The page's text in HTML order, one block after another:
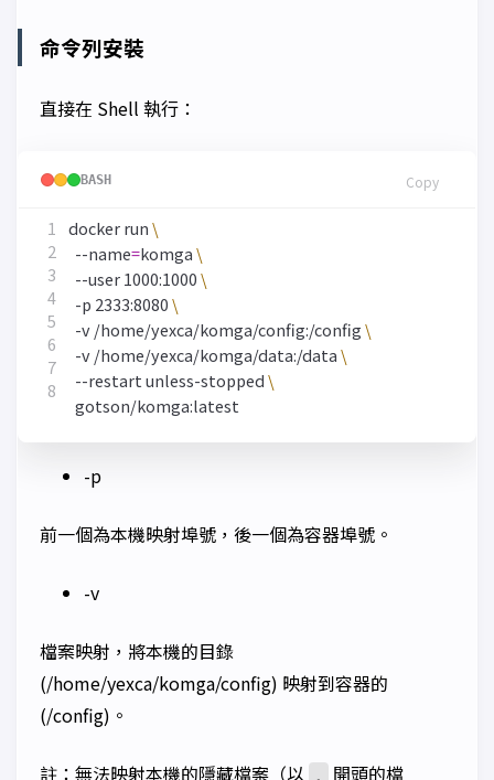
命令列安裝
直接在 Shell 執行：
BASH Copy
4
7
docker run
  --name
=komga
  --user 1000:1000
  -p 2333:8080
  -v /home/yexca/komga/config:/config
  -v /home/yexca/komga/data:/data
  --restart unless-stopped
-p
前一個為本機映射埠號，後一個為容器埠號。
-v
檔案映射，將本機的目錄
(/home/yexca/komga/config) 映射到容器的
(/config)。
註：無法映射本機的隱藏檔案（以 . 開頭的檔